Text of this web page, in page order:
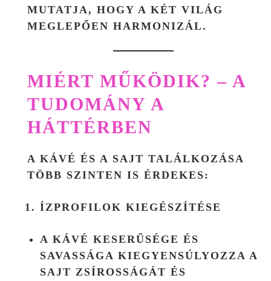
MUTATJA, HOGY A KÉT VILÁG
MEGLEPŐEN HARMONIZÁL.
MIÉRT MŰKÖDIK? – A
TUDOMÁNY A
HÁTTÉRBEN
A KÁVÉ ÉS A SAJT TALÁLKOZÁSA
TÖBB SZINTEN IS ÉRDEKES:
ÍZPROFILOK KIEGÉSZÍTÉSE
A KÁVÉ KESERŰSÉGE ÉS
SAVASSÁGA KIEGYENSÚLYOZZA A
SAJT ZSÍROSSÁGÁT ÉS